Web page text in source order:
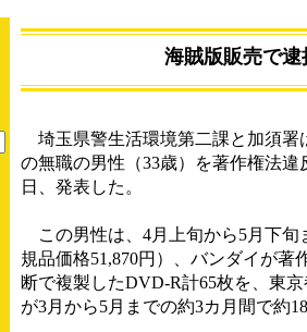
海賊版販売で
埼玉県警生活環境第二課と加須署
の無職の男性（33歳）を著作権法
日、発表した。
この男性は、4月上旬から5月下旬
規品価格51,870円）、バンダイが著
断で複製したDVD-R計65枚を、東
が3月から5月までの約3カ月間で約